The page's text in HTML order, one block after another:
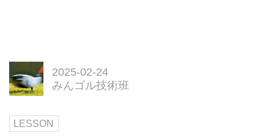
難しいのか？」について教えても
2025-02-24
みんゴル技術班
LESSON